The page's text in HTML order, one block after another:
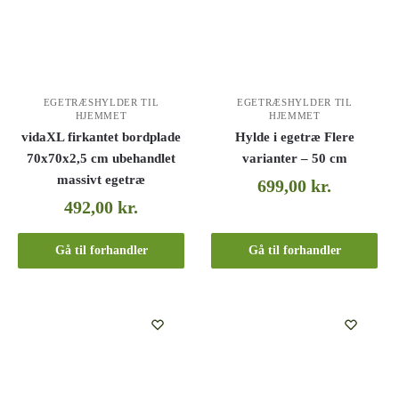
EGETRÆSHYLDER TIL
HJEMMET
vidaXL firkantet bordplade
70x70x2,5 cm ubehandlet
massivt egetræ
492,00kr.
Gå til forhandler
EGETRÆSHYLDER TIL
HJEMMET
Hylde i egetræ Flere
varianter – 50 cm
699,00kr.
Gå til forhandler